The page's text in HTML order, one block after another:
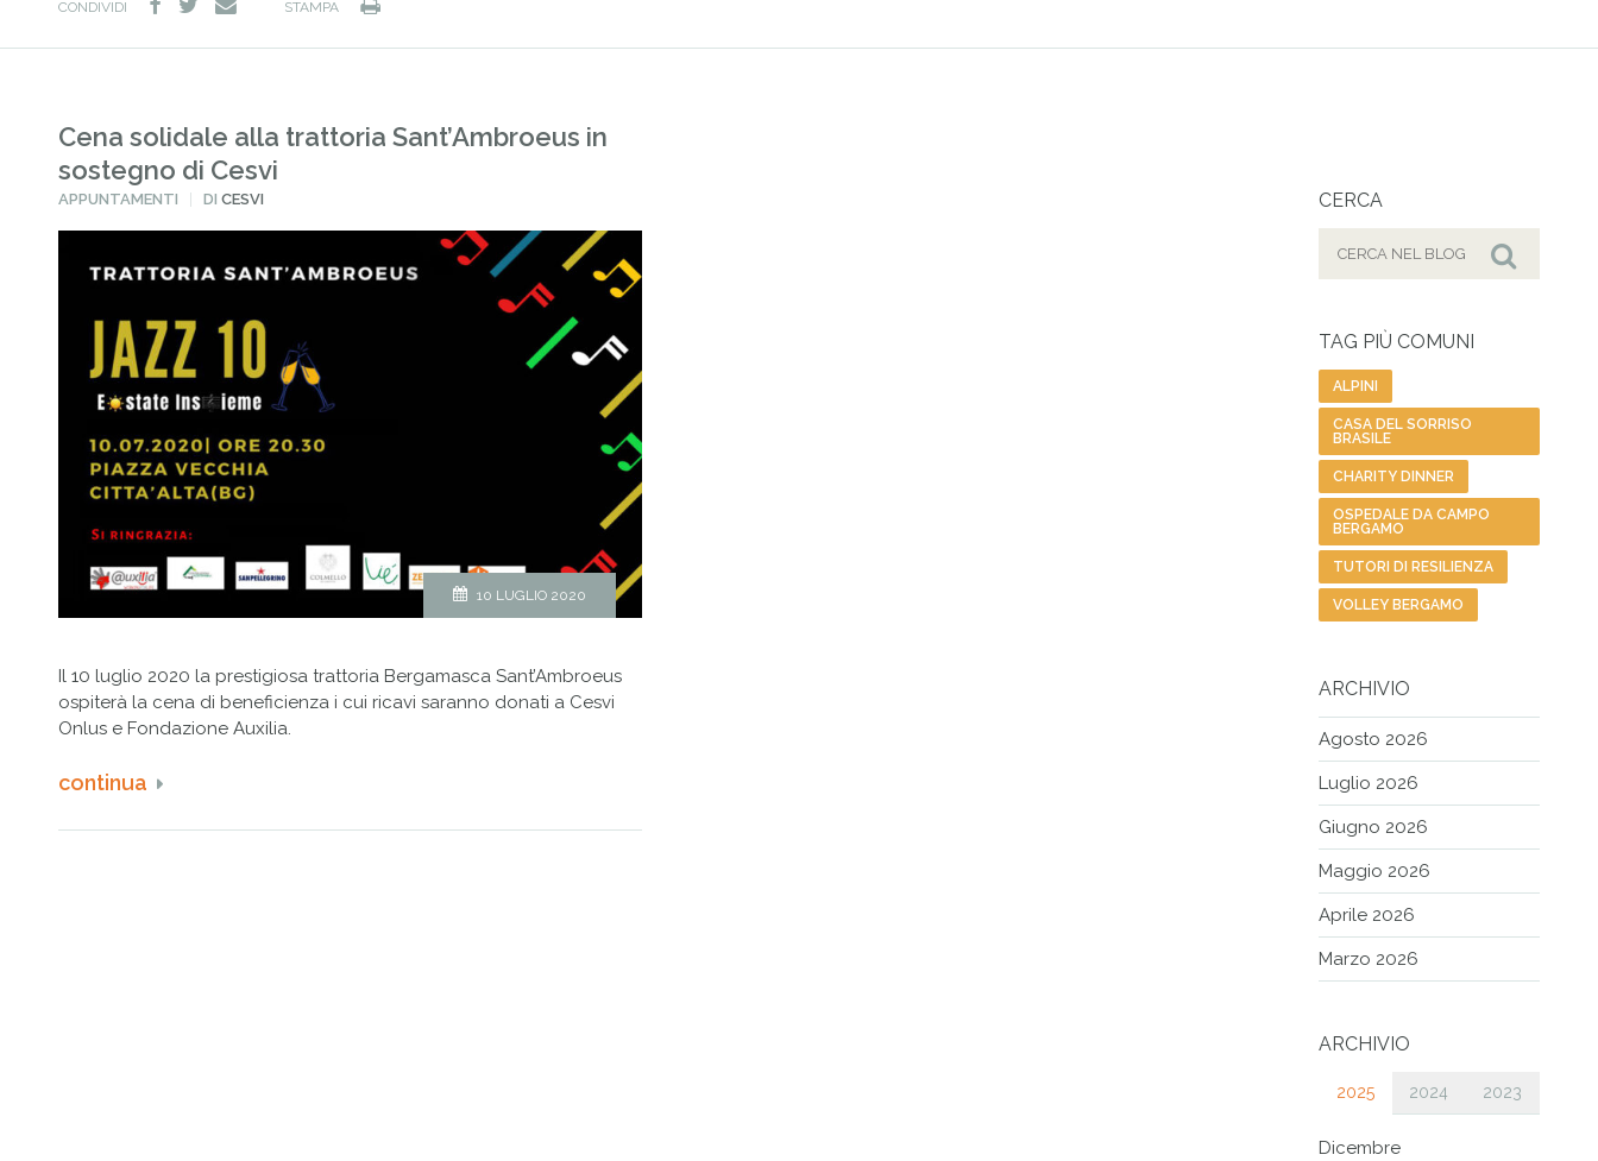
CONDIVIDI
e-
STAMPA
Cena solidale alla trattoria Sant’Ambroeus in
sostegno di Cesvi
PUBBLICATO
APPUNTAMENTI DICESVI
10 LUGLIO 2020
Il 10 luglio 2020 la prestigiosa trattoria Bergamasca Sant’Ambroeus
ospiterà la cena di beneficienza i cui ricavi saranno donati a Cesvi
Onlus e Fondazione Auxilia.
continua
CERCA
Cerca
TAG PIÙ COMUNI
ALPINI
CASA DEL SORRISO
BRASILE
CHARITY DINNER
OSPEDALE DA CAMPO
BERGAMO
TUTORI DI RESILIENZA
VOLLEY BERGAMO
ARCHIVIO
Agosto 2026
Luglio 2026
Giugno 2026
Maggio 2026
Aprile 2026
Marzo 2026
ARCHIVIO
2025 2024 2023
Dicembre